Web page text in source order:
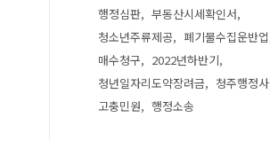
행정심판
부동산시세확인서
청소년주류제공
폐기물수집운반업
매수청구
2022년하반기
청년일자리도약장려금
청주행정사
고충민원
행정소송